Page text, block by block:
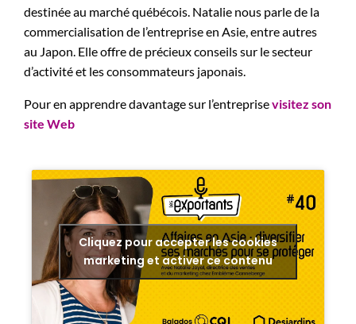
destinée au marché québécois. Natalie nous parle de la
commercialisation de l’entreprise en Asie, entre autres
au Japon. Elle offre de précieux conseils sur le secteur
d’activité et les consommateurs japonais.
Pour en apprendre davantage sur l’entreprisevisitez son
site Web
Cliquez pour accepter les cookies
marketing et activer ce contenu